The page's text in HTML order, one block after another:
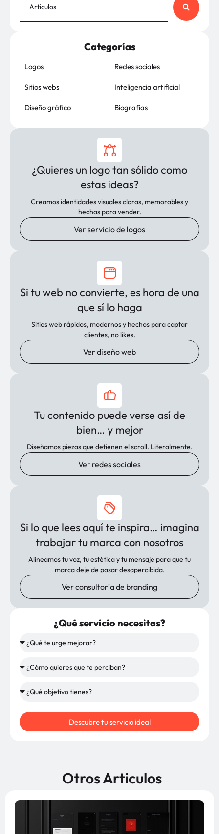
Categorías
Logos
Sitios webs
Diseño gráfico
Redes sociales
Inteligencia artificial
Biografías
¿Quieres un logo tan sólido como
estas ideas?
Creamos identidades visuales claras, memorables y
hechas para vender.
Ver servicio de logos
Si tu web no convierte, es hora de una
que sí lo haga
Sitios web rápidos, modernos y hechos para captar
clientes, no likes.
Ver diseño web
Tu contenido puede verse así de
bien… y mejor
Diseñamos piezas que detienen el scroll. Literalmente.
Ver redes sociales
Si lo que lees aquí te inspira… imagina
trabajar tu marca con nosotros
Alineamos tu voz, tu estética y tu mensaje para que tu
marca deje de pasar desapercibida.
Ver consultoría de branding
¿Qué servicio necesitas?
Descubre tu servicio ideal
Otros Articulos